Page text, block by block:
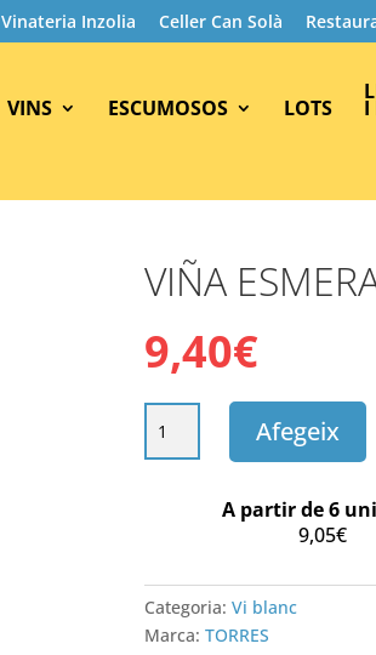
Vinateria Inzolia Celler Can Solà
VINS ESCUMOSOS LOTS I
VIÑA
9,40€
de
ESMERALDA
Afegeix
A partir de 6
9,05€
Categoria: Vi blanc
Marca: TORRES